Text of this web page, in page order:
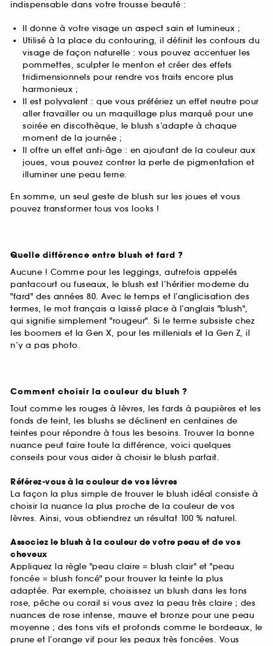
indispensable dans votre trousse beauté :
Il donne à votre visage un aspect sain et lumineux ;
Utilisé à la place du contouring, il définit les contours du
visage de façon naturelle : vous pouvez accentuer les
pommettes, sculpter le menton et créer des effets
tridimensionnels pour rendre vos traits encore plus
harmonieux ;
Il est polyvalent : que vous préfériez un effet neutre pour
aller travailler ou un maquillage plus marqué pour une
soirée en discothèque, le blush s’adapte à chaque
moment de la journée ;
Il offre un effet anti-âge : en ajoutant de la couleur aux
joues, vous pouvez contrer la perte de pigmentation et
illuminer une peau terne.
En somme, un seul geste de blush sur les joues et vous
pouvez transformer tous vos looks !
Quelle différence entre blush et fard ?
Aucune ! Comme pour les leggings, autrefois appelés
pantacourt ou fuseaux, le blush est l’héritier moderne du
"fard" des années 80. Avec le temps et l’anglicisation des
termes, le mot français a laissé place à l’anglais "blush",
qui signifie simplement "rougeur". Si le terme subsiste chez
les boomers et la Gen X, pour les millenials et la Gen Z, il
n’y a pas photo.
Comment choisir la couleur du blush ?
Tout comme les rouges à lèvres, les fards à paupières et les
fonds de teint, les blushs se déclinent en centaines de
teintes pour répondre à tous les besoins. Trouver la bonne
nuance peut faire toute la différence, voici quelques
conseils pour vous aider à choisir le blush parfait.
Référez-vous à la couleur de vos lèvres
La façon la plus simple de trouver le blush idéal consiste à
choisir la nuance la plus proche de la couleur de vos
lèvres. Ainsi, vous obtiendrez un résultat 100 % naturel.
Associez le blush à la couleur de votre peau et de vos
cheveux
Appliquez la règle "peau claire = blush clair" et "peau
foncée = blush foncé" pour trouver la teinte la plus
adaptée. Par exemple, choisissez un blush dans les tons
rose, pêche ou corail si vous avez la peau très claire ; des
nuances de rose intense, mauve et bronze pour une peau
moyenne ; des tons vifs et profonds comme le bordeaux, le
prune et l’orange vif pour les peaux très foncées. Vous